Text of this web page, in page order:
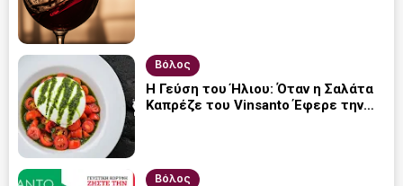
Βόλος
Η Γεύση του Ήλιου: Όταν η Σαλάτα
Καπρέζε του Vinsanto Έφερε την
Βόλος